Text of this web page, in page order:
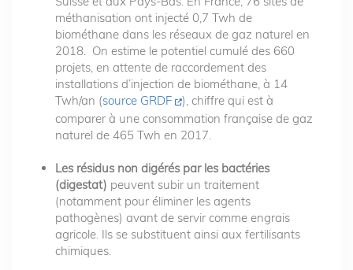
méthanisation ont injecté 0,7 Twh de
biométhane dans les réseaux de gaz naturel en
2018. On estime le potentiel cumulé des 660
projets, en attente de raccordement des
installations d’injection de biométhane, à 14
Twh/an (source GRDF
), chiffre qui est à
comparer à une consommation française de gaz
naturel de 465 Twh en 2017.
Les résidus non digérés par les bactéries
(digestat) peuvent subir un traitement
(notamment pour éliminer les agents
pathogènes) avant de servir comme engrais
agricole. Ils se substituent ainsi aux fertilisants
chimiques.